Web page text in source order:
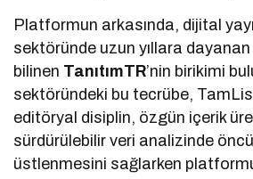
Platformun arkasında, dijital
sektöründe uzun yıllara
bilinen TanıtımTR’nin birikimi
sektöründeki bu tecrübe,
editöryal disiplin, özgün içerik
sürdürülebilir veri analizinde öncü
üstlenmesini sağlarken